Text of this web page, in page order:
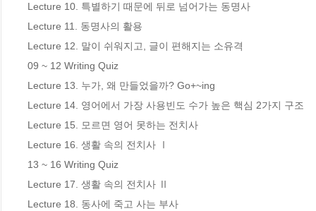
Lecture 10. 특별하기 때문에 뒤로 넘어가는 동명사
Lecture 11. 동명사의 활용
Lecture 12. 말이 쉬워지고, 글이 편해지는 소유격
09 ~ 12 Writing Quiz
Lecture 13. 누가, 왜 만들었을까? Go+~ing
Lecture 14. 영어에서 가장 사용빈도 수가 높은 핵심 2가지 구조
Lecture 15. 모르면 영어 못하는 전치사
Lecture 16. 생활 속의 전치사 Ⅰ
13 ~ 16 Writing Quiz
Lecture 17. 생활 속의 전치사 Ⅱ
Lecture 18. 동사에 죽고 사는 부사